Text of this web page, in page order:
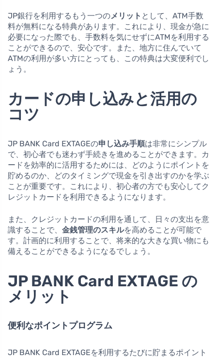
JP銀行を利用するもう一つのメリット として、ATM手数
料が無料になる特典があります。これにより、現金が急に
必要になった際でも、手数料を気にせずにATMを利用する
ことができるので、安心です。また、地方に住んでいて
ATMの利用が多い方にとっても、この特典は大変便利でし
ょう。
カードの申し込みと活用の
コツ
JP BANK Card EXTAGEの申し込み手順は非常にシンプル
で、初心者でも迷わず手続きを進めることができます。カ
ードを効率的に活用するためには、どのようにポイントを
貯めるのか、どのタイミングで現金を引き出すのかを学ぶ
ことが重要です。これにより、初心者の方でも安心してク
レジットカードを利用できるようになります。
また、クレジットカードの利用を通して、日々の支出を意
識することで、 金銭管理のスキルを高めることが可能で
す。計画的に利用することで、将来的な大きな買い物にも
備えることができるようになるでしょう。
JP BANK Card EXTAGE の
メリット
便利なポイントプログラム
JP BANK Card EXTAGEを利用するたびに貯まるポイント